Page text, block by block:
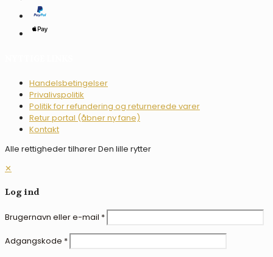
Handelsbetingelser
Privalivspolitik
Politik for refundering og returnerede varer
Retur portal (åbner ny fane)
Kontakt
Alle rettigheder tilhører Den lille rytter
✕
Log ind
Brugernavn eller e-mail *
Adgangskode *